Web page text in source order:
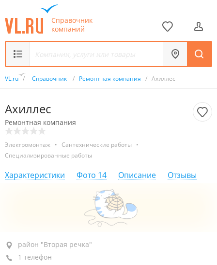
Справочник
компаний
VL.ru / Справочник / Ремонтная компания / Ахиллес
Ахиллес
Ремонтная компания
Электромонтаж • Сантехнические работы
•
Специализированные работы
Характеристики Фото 14 Описание Отзывы
район "Вторая речка", ул. Давыдова, 42
+7 (423) 269-08-95
район "Вторая речка"
1 телефон